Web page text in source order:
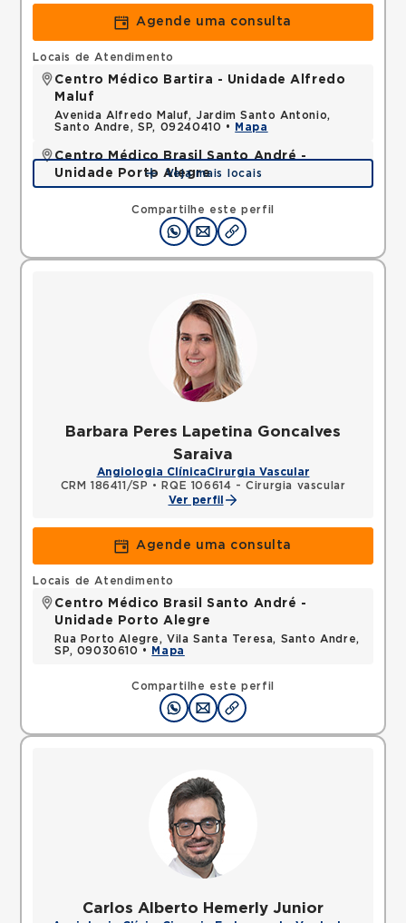
Agende uma consulta
Compartilhe este perfil
Locais de Atendimento
Centro Médico Bartira - Unidade Alfredo
Maluf
Avenida Alfredo Maluf, Jardim Santo Antonio,
Santo Andre, SP, 09240410 •
Mapa
Centro Médico Brasil Santo André -
Unidade Porto Alegre
Rua Porto Alegre, Vila Santa Teresa, Santo Andre,
SP, 09030610 •
Mapa
Veja mais locais
Barbara Peres Lapetina Goncalves
Saraiva
Angiologia ClínicaCirurgia Vascular
CRM 186411/SP •
RQE 106614 - Cirurgia vascular
Ver perfil
Agende uma consulta
Compartilhe este perfil
Locais de Atendimento
Centro Médico Brasil Santo André -
Unidade Porto Alegre
Rua Porto Alegre, Vila Santa Teresa, Santo Andre,
SP, 09030610 •
Mapa
Carlos Alberto Hemerly Junior